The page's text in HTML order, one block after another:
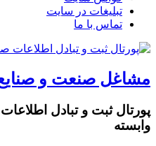
تبلیغات در سایت
تماس با ما
مشاغل صنعت و صنایع
پورتال ثبت و تبادل
وابسته